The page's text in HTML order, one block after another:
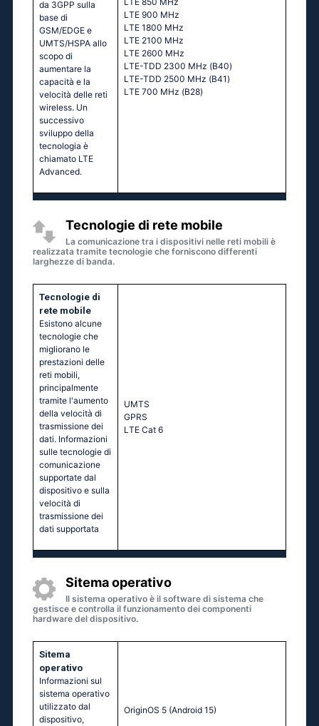
da 3GPP sulla
base di
GSM/EDGE e
UMTS/HSPA allo
scopo di
aumentare la
capacità e la
velocità delle reti
wireless. Un
successivo
sviluppo della
tecnologia è
chiamato LTE
Advanced.
LТЕ 900 МНz
LТЕ 1800 МНz
LТЕ 2100 МНz
LТЕ 2600 МНz
LТЕ-ТDD 2300 МНz (В40)
LТЕ-ТDD 2500 МНz (В41)
LТЕ 700 МНz (В28)
Tecnologie di rete mobile
La comunicazione tra i dispositivi nelle reti mobili è
realizzata tramite tecnologie che forniscono differenti
larghezze di banda.
Tecnologie di
rete mobile
Esistono alcune
tecnologie che
migliorano le
prestazioni delle
reti mobili,
principalmente
tramite l'aumento
della velocità di
trasmissione dei
dati. Informazioni
sulle tecnologie di
comunicazione
supportate dal
dispositivo e sulla
velocità di
trasmissione dei
dati supportata
UМТS
GРRS
LТЕ Саt 6
Sitema operativo
Il sistema operativo è il software di sistema che
gestisce e controlla il funzionamento dei componenti
hardware del dispositivo.
Sitema
operativo
Informazioni sul
sistema operativo
utilizzato dal
dispositivo,
ОriginОS 5 (Аndrоid 15)